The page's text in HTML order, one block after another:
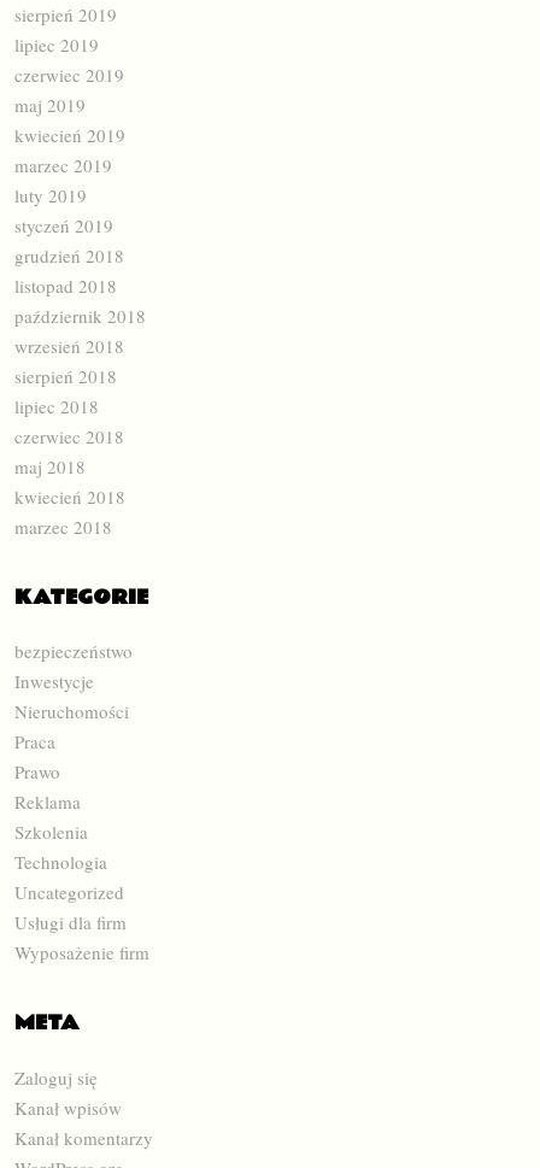
sierpień 2019
lipiec 2019
czerwiec 2019
maj 2019
kwiecień 2019
marzec 2019
luty 2019
styczeń 2019
grudzień 2018
listopad 2018
październik 2018
wrzesień 2018
sierpień 2018
lipiec 2018
czerwiec 2018
maj 2018
kwiecień 2018
marzec 2018
KATEGORIE
bezpieczeństwo
Inwestycje
Nieruchomości
Praca
Prawo
Reklama
Szkolenia
Technologia
Uncategorized
Usługi dla firm
Wyposażenie firm
META
Zaloguj się
Kanał wpisów
Kanał komentarzy